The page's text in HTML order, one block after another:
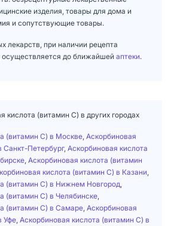
изделия, товары для дома и
и сопутствующие товары.
лекарств, при наличии рецепта
осуществляется до ближайшей аптеки.
кислота (витамин С) в других городах
(витамин С) в Москве Аскорбиновая
Санкт-Петербург, Аскорбиновая кислота
Аскорбиновая кислота (витамин
кислота (витамин С) в Казани
(витамин С) в Нижнем Новгород
(витамин С) в Челябинске
(витамин С) в Самаре Аскорбиновая
Уфе Аскорбиновая кислота (витамин С) в